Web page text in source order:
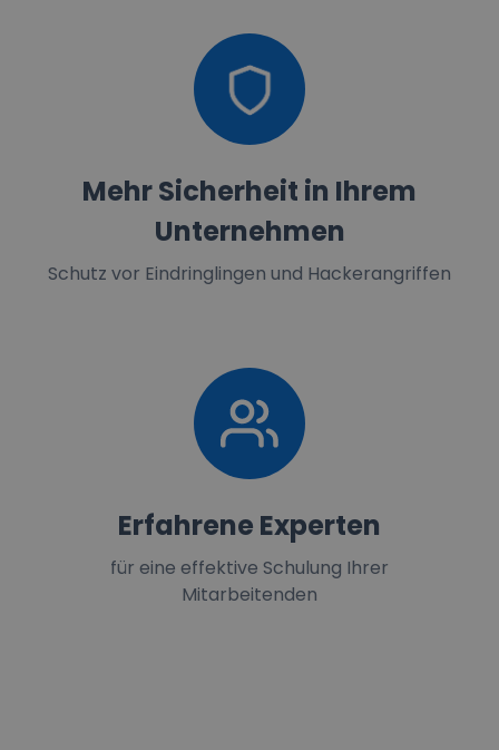
Mehr Sicherheit in Ihrem
Unternehmen
Schutz vor Eindringlingen und Hackerangriffen
Erfahrene Experten
für eine effektive Schulung Ihrer
Mitarbeitenden